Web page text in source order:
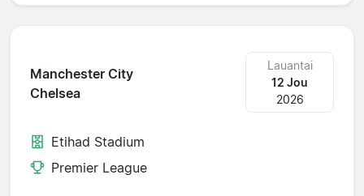
Manchester City
Chelsea
Lauantai
12 Jou
2026
Etihad Stadium
Premier League